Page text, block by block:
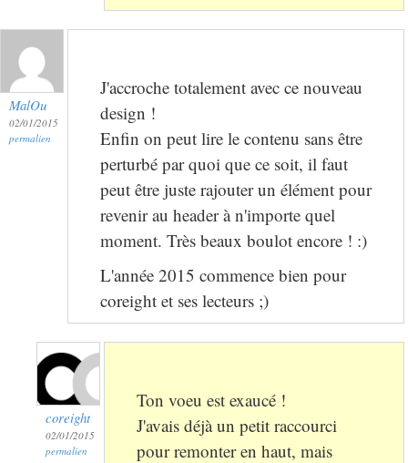
MalOu
02/01/2015
permalien
J'accroche totalement avec ce nouveau
design !
Enfin on peut lire le contenu sans être
perturbé par quoi que ce soit, il faut
peut être juste rajouter un élément pour
revenir au header à n'importe quel
moment. Très beaux boulot encore ! :)
L'année 2015 commence bien pour
coreight et ses lecteurs ;)
coreight
02/01/2015
permalien
Ton voeu est exaucé !
J'avais déjà un petit raccourci
pour remonter en haut, mais